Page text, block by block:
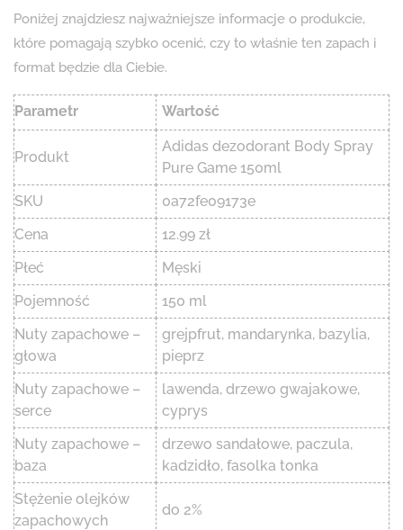
Poniżej znajdziesz najważniejsze informacje o produkcie,
które pomagają szybko ocenić, czy to właśnie ten zapach i
format będzie dla Ciebie.
Parametr Wartość
Produkt
Adidas dezodorant Body Spray
Pure Game 150ml
SKU
0a72fe09173e
Cena
12.99 zł
Płeć
Męski
Pojemność
150 ml
Nuty zapachowe –
głowa
grejpfrut, mandarynka, bazylia,
pieprz
Nuty zapachowe –
serce
lawenda, drzewo gwajakowe,
cyprys
Nuty zapachowe –
baza
drzewo sandałowe, paczula,
kadzidło, fasolka tonka
Stężenie olejków
zapachowych
do 2%